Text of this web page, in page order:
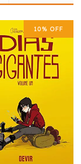
10% OFF